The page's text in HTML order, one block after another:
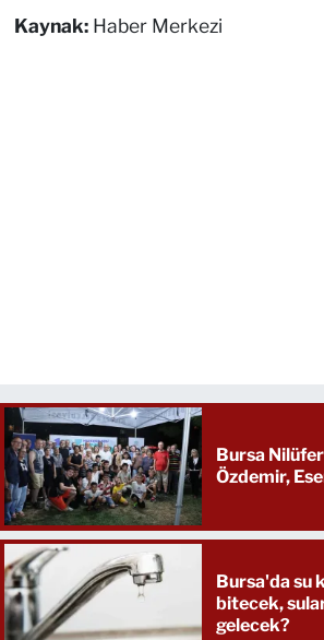
Kaynak: Haber Merkezi
Bursa
Özdemir,
Bursa'da su
bitecek,
gelecek?